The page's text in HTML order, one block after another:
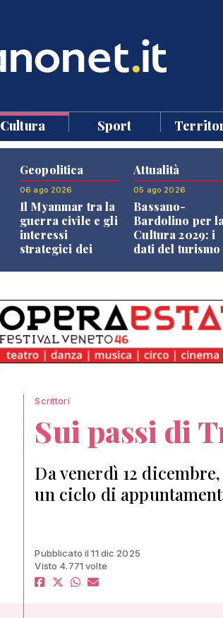
Cultura Sport
Geopolitica
06 ago 2026
Il Myanmar tra la
guerra civile e gli
interessi
strategici dei
Attualità
05 ago 2026
Bassano-
Bardolino per la
Cultura 2029: i
dati del turismo
Scrittori
Sui passi di
Da venerdì 12
un ciclo di
Pubblicato il 11 dic 2025
Visto 4.771 volte